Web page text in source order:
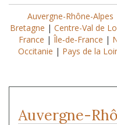
Auvergne-Rhône-Alpes
Bretagne | Centre-Val de
France | Île‑de‑France |
Occitanie | Pays de la
Auvergne-